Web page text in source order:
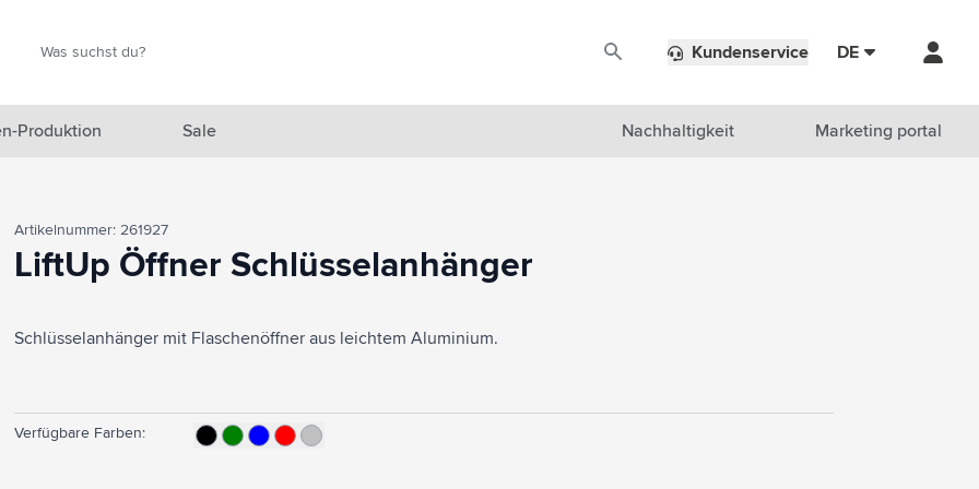
anzeigen
anzeigen
& Reisen anzeigen
Wohnen anzeigen
anzeigen
Kundenservice DE
Produktion Sale Nachhaltigkeit Marketing portal
Artikelnummer: 261927
LiftUp Öffner Schlüsselanhänger
Schlüsselanhänger mit Flaschenöffner aus leichtem Aluminium.
Verfügbare Farben: